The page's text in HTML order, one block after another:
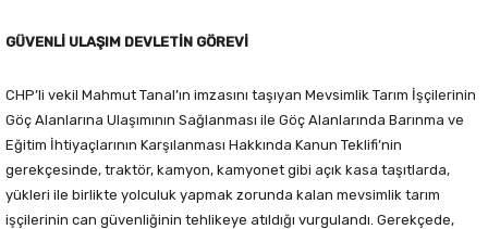
GÜVENLİ ULAŞIM DEVLETİN GÖREVİ
CHP’li vekil Mahmut Tanal’ın imzasını taşıyan Mevsimlik Tarım İşçilerinin
Göç Alanlarına Ulaşımının Sağlanması ile Göç Alanlarında Barınma ve
Eğitim İhtiyaçlarının Karşılanması Hakkında Kanun Teklifi’nin
gerekçesinde, traktör, kamyon, kamyonet gibi açık kasa taşıtlarda,
yükleri ile birlikte yolculuk yapmak zorunda kalan mevsimlik tarım
işçilerinin can güvenliğinin tehlikeye atıldığı vurgulandı. Gerekçede,